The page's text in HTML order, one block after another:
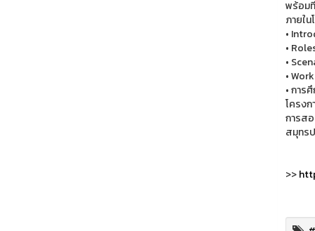
พร้อม
ภายใ
•
•
•
•
• การ
โครง
การส
สมุทร
>>